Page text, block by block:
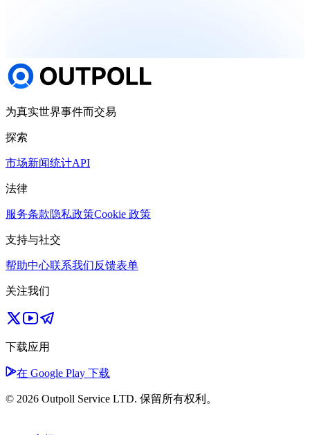
为真实世界事件而交易
探索
市场新闻统计API
法律
服务条款隐私政策Cookie 政策
支持与社交
帮助中心联系我们反馈表单
关注我们
下载应用
在 Google Play 下载
© 2026 Outpoll Service LTD. 保留所有权利。